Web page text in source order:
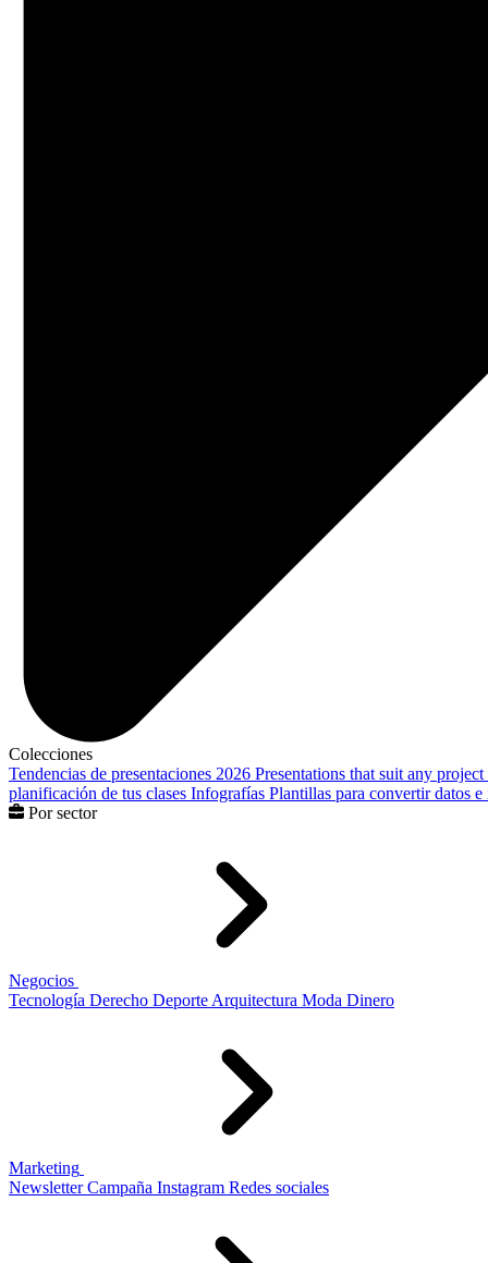
Colecciones
Tendencias de presentaciones 2026 Presentations that suit any project
planificación de tus clases Infografías Plantillas para convertir datos
Por sector
Negocios
Tecnología Derecho Deporte Arquitectura Moda Dinero
Marketing
Newsletter Campaña Instagram Redes sociales